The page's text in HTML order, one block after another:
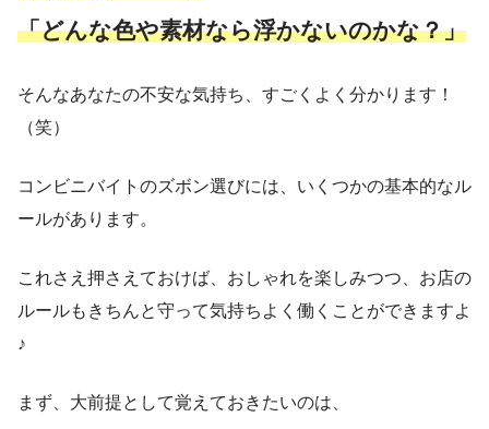
「どんな色や素材なら浮かないのかな？」
そんなあなたの不安な気持ち、すごくよく分かります！
（笑）
コンビニバイトのズボン選びには、いくつかの基本的なル
ールがあります。
これさえ押さえておけば、おしゃれを楽しみつつ、お店の
ルールもきちんと守って気持ちよく働くことができますよ
♪
まず、大前提として覚えておきたいのは、